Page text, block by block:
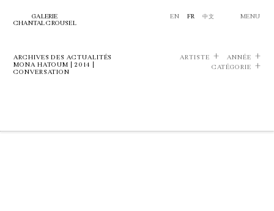
GALERIE
CHANTAL CROUSEL
EN FR 中文 MENU
ARCHIVES DES ACTUALITÉS
MONA HATOUM | 2014 |
CONVERSATION
ARTISTE
ANNÉE
CATÉGORIE